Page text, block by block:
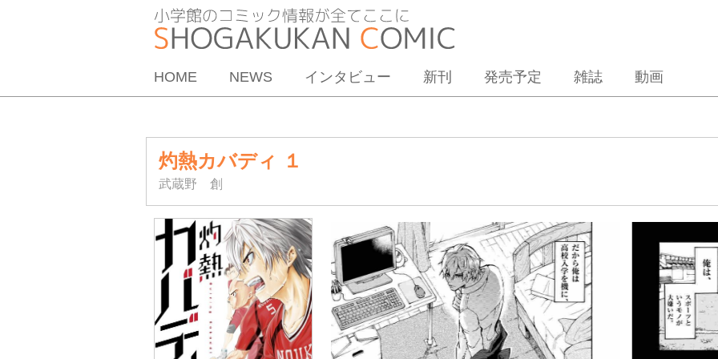
HOME NEWS インタビュー 新刊 発売予定 雑誌 動画
灼熱カバディ １
武蔵野 創